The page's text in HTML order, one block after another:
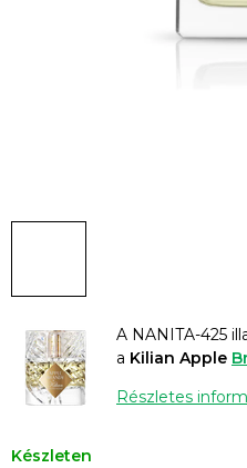
A NANITA-425
a Kilian Apple
Részletes
Készleten